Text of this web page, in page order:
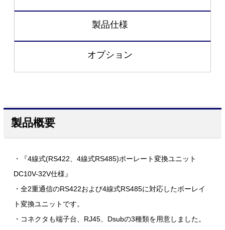
製品仕様
オプション
製品概要
・『4線式(RS422、4線式RS485)ボーレート変換ユニット
DC10V-32V仕様』
・全2重通信のRS422および4線式RS485に対応したボーレイ
ト変換ユニットです。
・コネクタも端子台、RJ45、Dsubの3種類を用意しました。